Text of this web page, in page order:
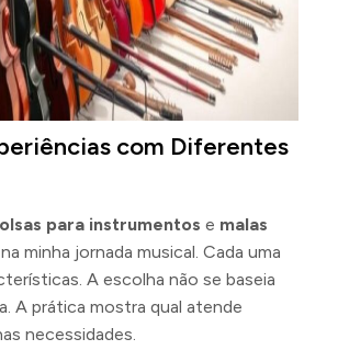
com Diferentes
para instrumentos e malas
na minha jornada musical. Cada uma
A escolha não se baseia
A prática mostra qual atende
necessidades.